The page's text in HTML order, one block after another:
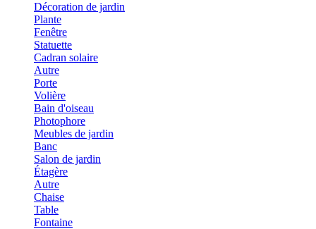
Décoration de jardin
Plante
Fenêtre
Statuette
Cadran solaire
Autre
Porte
Volière
Bain d'oiseau
Photophore
Meubles de jardin
Banc
Salon de jardin
Étagère
Autre
Chaise
Table
Fontaine